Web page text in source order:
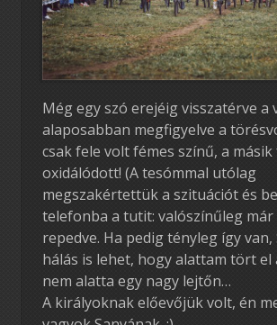
Még egy szó erejéig visszatérve a
alaposabban megfigyelve a
csak fele volt fémes színű, a
oxidálódott! (A tesómmal utólag
megszakértettük a szituációt és
telefonba a tutit: valószínűleg már
repedve. Ha pedig tényleg így van,
hálás is lehet, hogy alattam tört el
nem alatta egy nagy lejtőn…
A királyoknak előevőjük volt, én